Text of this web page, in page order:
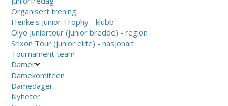
Organisert trening
Henke's Junior Trophy - klubb
Olyo Juniortour (junior bredde) - region
Srixon Tour (junior elite) - nasjonalt
Tournament team
Damer
Damekomiteen
Damedager
Nyheter